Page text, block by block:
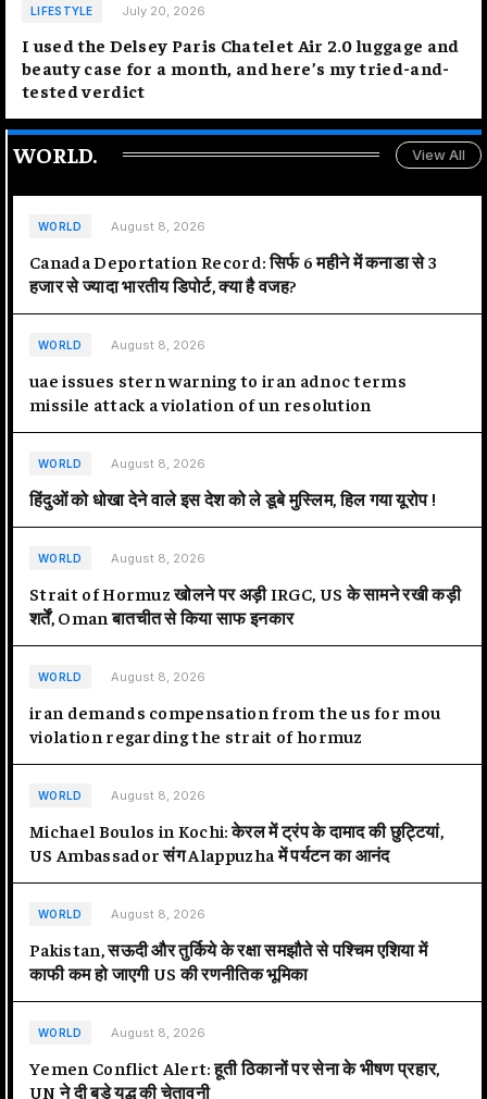
LIFESTYLE July 20, 2026
I used the Delsey Paris Chatelet Air 2.0 luggage and
beauty case for a month, and here’s my tried-and-
tested verdict
WORLD. View All
WORLD August 8, 2026
Canada Deportation Record: सिर्फ 6 महीने में कनाडा से 3
हजार से ज्यादा भारतीय डिपोर्ट, क्या है वजह?
WORLD August 8, 2026
uae issues stern warning to iran adnoc terms
missile attack a violation of un resolution
WORLD August 8, 2026
हिंदुओं को धोखा देने वाले इस देश को ले डूबे मुस्लिम, हिल गया यूरोप !
WORLD August 8, 2026
Strait of Hormuz खोलने पर अड़ी IRGC, US के सामने रखी कड़ी
शर्तें, Oman बातचीत से किया साफ इनकार
WORLD August 8, 2026
iran demands compensation from the us for mou
violation regarding the strait of hormuz
WORLD August 8, 2026
Michael Boulos in Kochi: केरल में ट्रंप के दामाद की छुट्टियां,
US Ambassador संग Alappuzha में पर्यटन का आनंद
WORLD August 8, 2026
Pakistan, सऊदी और तुर्किये के रक्षा समझौते से पश्चिम एशिया में
काफी कम हो जाएगी US की रणनीतिक भूमिका
WORLD August 8, 2026
Yemen Conflict Alert: हूती ठिकानों पर सेना के भीषण प्रहार,
UN ने दी बड़े युद्ध की चेतावनी